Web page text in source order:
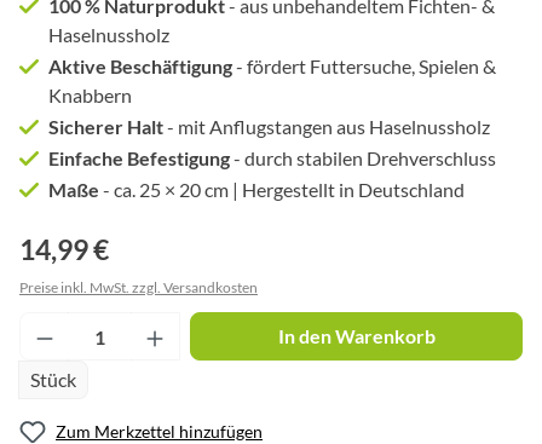
100 % Naturprodukt- aus unbehandeltem Fichten- &
Haselnussholz
Aktive Beschäftigung- fördert Futtersuche, Spielen &
Knabbern
Sicherer Halt- mit Anflugstangen aus Haselnussholz
Einfache Befestigung- durch stabilen Drehverschluss
Maße - ca. 25 × 20 cm | Hergestellt in Deutschland
14,99 €
Preise inkl. MwSt. zzgl. Versandkosten
Produkt Anzahl: Gib den gewünschten
Stück
In den Warenkorb
Zum Merkzettel hinzufügen